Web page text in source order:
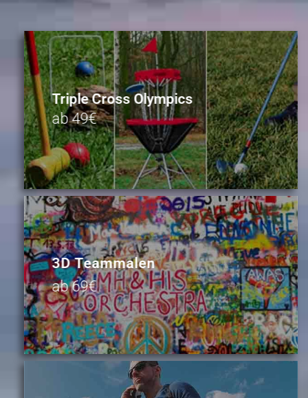
Triple Cross Olympics
ab 49€
3D Teammalen
ab 69€